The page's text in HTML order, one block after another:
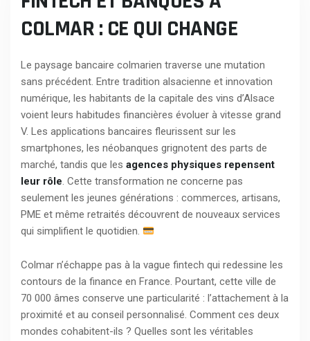
COLMAR : CE QUI CHANGE
Le paysage bancaire colmarien traverse une mutation
sans précédent. Entre tradition alsacienne et innovation
numérique, les habitants de la capitale des vins d’Alsace
voient leurs habitudes financières évoluer à vitesse grand
V. Les applications bancaires fleurissent sur les
smartphones, les néobanques grignotent des parts de
marché, tandis que les agences physiques repensent
leur rôle. Cette transformation ne concerne pas
seulement les jeunes générations : commerces, artisans,
PME et même retraités découvrent de nouveaux services
qui simplifient le quotidien.
Colmar n’échappe pas à la vague fintech qui redessine les
contours de la finance en France. Pourtant, cette ville de
70 000 âmes conserve une particularité : l’attachement à la
proximité et au conseil personnalisé. Comment ces deux
mondes cohabitent-ils ? Quelles sont les véritables